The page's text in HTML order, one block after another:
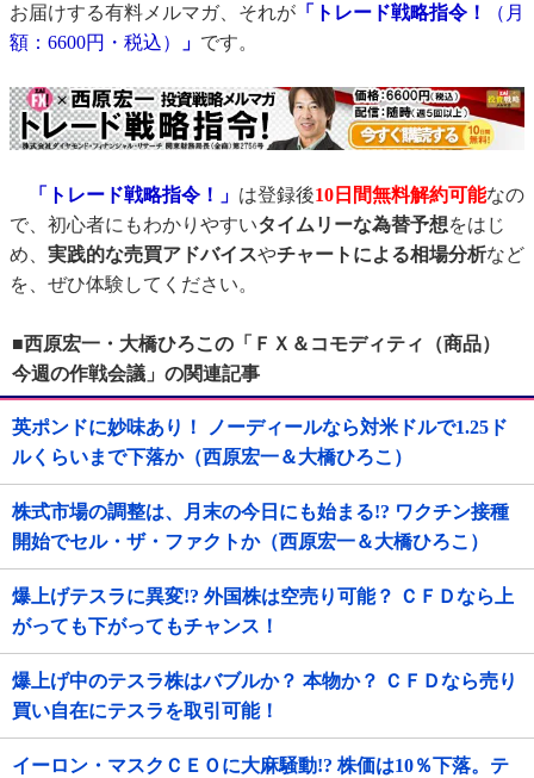
お届けする有料メルマガ、それが 「トレード戦略指令！
（月
額：6600円・税込）
」 です。
「トレード戦略指令！」 は登録後10日間無料解約可能なの
で、初心者にもわかりやすいタイムリーな為替予想をはじ
め、 実践的な売買アドバイスやチャートによる相場分析など
を、ぜひ体験してください。
■西原宏一・大橋ひろこの「ＦＸ＆コモディティ（商品）
今週の作戦会議」の関連記事
英ポンドに妙味あり！ ノーディールなら対米ドルで1.25ド
ルくらいまで下落か（西原宏一＆大橋ひろこ）
株式市場の調整は、月末の今日にも始まる!? ワクチン接種
開始でセル・ザ・ファクトか（西原宏一＆大橋ひろこ）
爆上げテスラに異変!? 外国株は空売り可能？ ＣＦＤなら上
がっても下がってもチャンス！
爆上げ中のテスラ株はバブルか？ 本物か？ ＣＦＤなら売り
買い自在にテスラを取引可能！
イーロン・マスクＣＥＯに大麻騒動!? 株価は10％下落。テ